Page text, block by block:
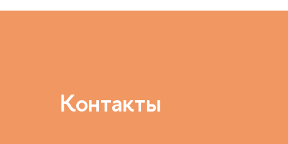
Контакты